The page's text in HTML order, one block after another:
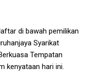
di bawah pemilikan
Syarikat
Tempatan
kenyataan hari ini.